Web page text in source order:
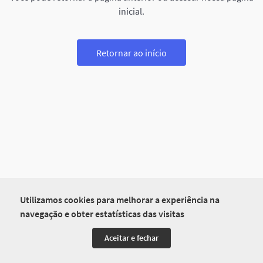
Utilizamos cookies para melhorar a experiência na
navegação e obter estatísticas das visitas
Aceitar e fechar
inicial.
Retornar ao início